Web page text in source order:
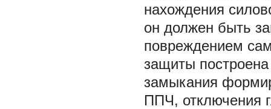
нахождения
он должен быть
повреждением
защиты
замыкания
ППЧ, отключения